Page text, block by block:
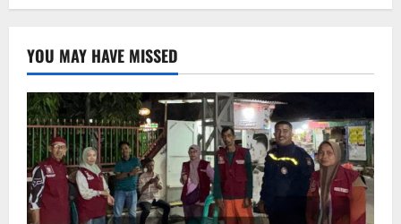
YOU MAY HAVE MISSED